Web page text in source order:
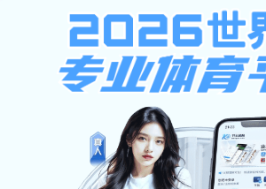
星空(Xingkong)登录官方网站-星空世界杯
星空世界杯（中国）案例 > 智慧校园 >